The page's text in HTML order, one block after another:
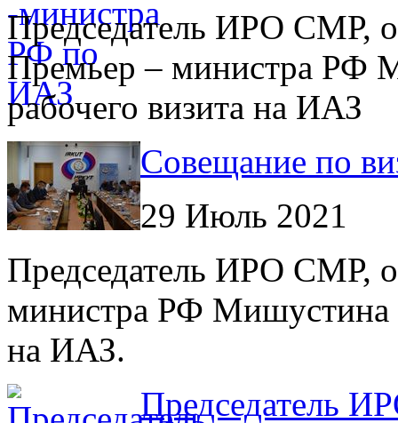
Председатель ИРО СМР,
Премьер – министра РФ
рабочего визита на ИАЗ
Совещание по
29 Июль 2021
Председатель ИРО СМР,
министра РФ Мишустина
на ИАЗ.
Председатель